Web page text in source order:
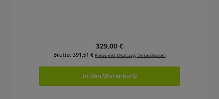
Regulärer Preis:
329,00 €
Brutto: 391,51 € Preise exkl. MwSt. zzgl. Versandkosten
In den Warenkorb